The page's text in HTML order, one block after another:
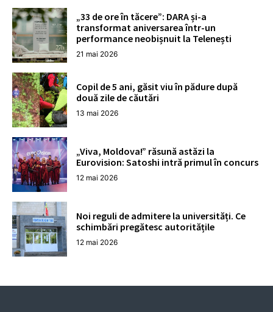
„33 de ore în tăcere”: DARA și-a
transformat aniversarea într-un
performance neobișnuit la Telenești
21 mai 2026
Copil de 5 ani, găsit viu în pădure după
două zile de căutări
13 mai 2026
„Viva, Moldova!” răsună astăzi la
Eurovision: Satoshi intră primul în concurs
12 mai 2026
Noi reguli de admitere la universități. Ce
schimbări pregătesc autoritățile
12 mai 2026